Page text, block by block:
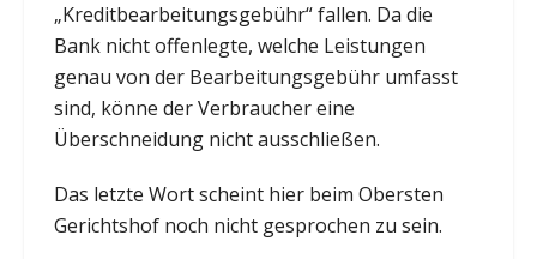
„Kreditbearbeitungsgebühr“ fallen. Da die
Bank nicht offenlegte, welche Leistungen
genau von der Bearbeitungsgebühr umfasst
sind, könne der Verbraucher eine
Überschneidung nicht ausschließen.
Das letzte Wort scheint hier beim Obersten
Gerichtshof noch nicht gesprochen zu sein.